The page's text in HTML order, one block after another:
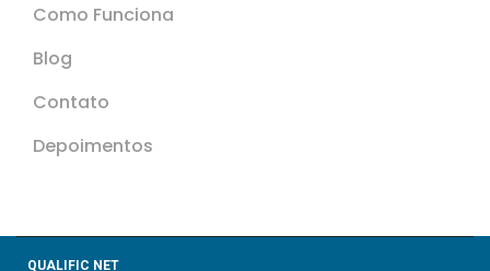
Como Funciona
Blog
Contato
Depoimentos
QUALIFIC NET